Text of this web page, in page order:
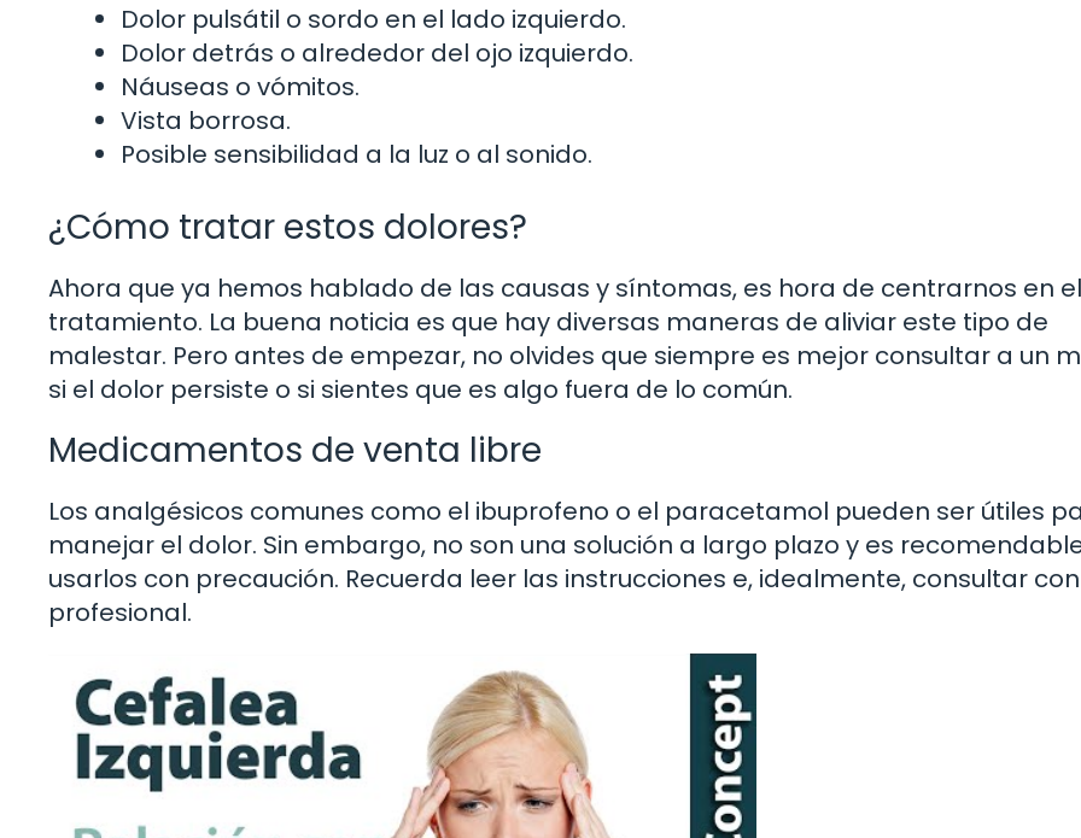
Dolor pulsátil o sordo en el lado izquierdo.
Dolor detrás o alrededor del ojo izquierdo.
Náuseas o vómitos.
Vista borrosa.
Posible sensibilidad a la luz o al sonido.
¿Cómo tratar estos dolores?
Ahora que ya hemos hablado de las causas y síntomas, es hora de centrarnos en el
tratamiento. La buena noticia es que hay diversas maneras de aliviar este tipo de
malestar. Pero antes de empezar, no olvides que siempre es mejor consultar a un
si el dolor persiste o si sientes que es algo fuera de lo común.
Medicamentos de venta libre
Los analgésicos comunes como el ibuprofeno o el paracetamol pueden ser útiles
manejar el dolor. Sin embargo, no son una solución a largo plazo y es
usarlos con precaución. Recuerda leer las instrucciones e, idealmente, consultar
profesional.